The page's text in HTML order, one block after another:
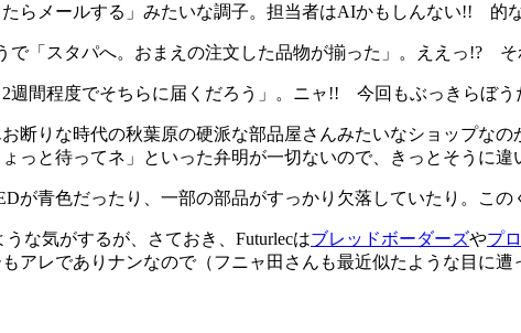
らメールする」みたいな調子。担当者はAIかもしんない!! 的な
「スタパへ。おまえの注文した品物が揃った」。ええっ!?
週間程度でそちらに届くだろう」。ニャ!! 今回もぶっきらぼ
断りな時代の秋葉原の硬派な部品屋さんみたいなショップな
っと待ってネ」といった弁明が一切ないので、きっとそうに違
が青色だったり、一部の部品がすっかり欠落していたり。こ
な気がするが、さておき、Futurlecはブレッドボーダーズやプ
アレでありナンなので（フニャ田さんも最近似たような目に